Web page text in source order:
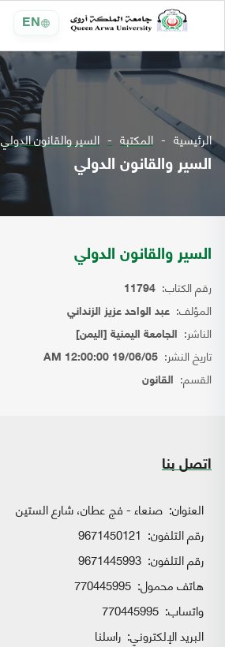
EN
الرئيسية المكتبة السير والقانون الدولي
السير والقانون الدولي
السير والقانون الدولي
رقم الكتاب: 11794
المؤلف: عبد الواحد عزيز الزنداني
الناشر: الجامعة اليمنية [اليمن]
تاريخ النشر: 19/06/05 12:00:00 AM
القسم: القانون
اتصل بنا
العنوان: صنعاء - فج عطان، شارع الستين
رقم التلفون: 9671450121
رقم التلفون: 9671445993
هاتف محمول: 770445995
واتساب:
البريد الإلكتروني: راسلنا